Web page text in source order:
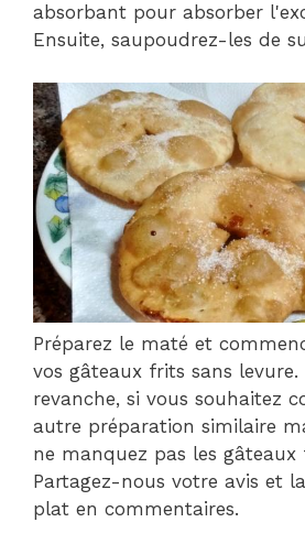
absorbant pour absorber
Ensuite, saupoudrez-les de
Préparez le maté et
vos gâteaux frits sans levure.
revanche, si vous souhaitez
autre préparation similaire
ne manquez pas les
Partagez-nous votre avis et
plat en commentaires.